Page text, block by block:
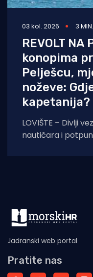
03 kol. 2026 3
REVOLT NA
konopima
Pelješcu,
noževe:
kapetanija?
LOVIŠTE – Divlji
nautičara i
Jadranski web portal
Pratite nas